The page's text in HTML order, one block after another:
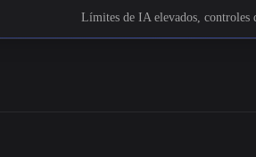
Límites de IA elevados, controles